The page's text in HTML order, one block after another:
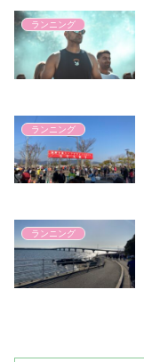
ランニング
ランニング
ランニング